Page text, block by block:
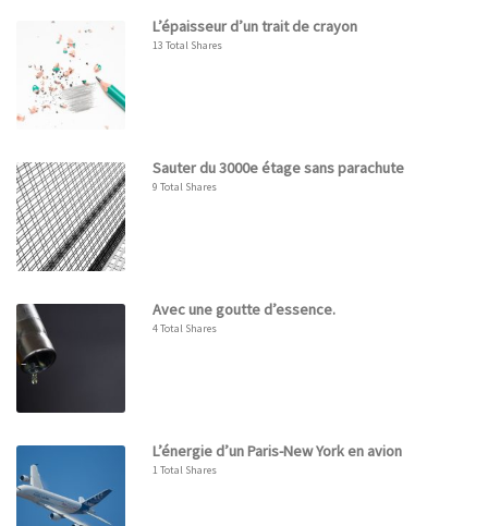
L’épaisseur d’un trait de crayon
13 Total Shares
Sauter du 3000e étage sans parachute
9 Total Shares
Avec une goutte d’essence.
4 Total Shares
L’énergie d’un Paris-New York en avion
1 Total Shares